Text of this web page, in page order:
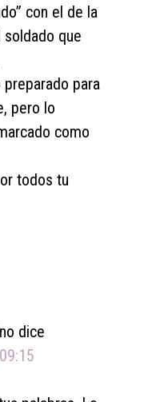
con el de la
soldado que
para
pero lo
como
todos tu
dice